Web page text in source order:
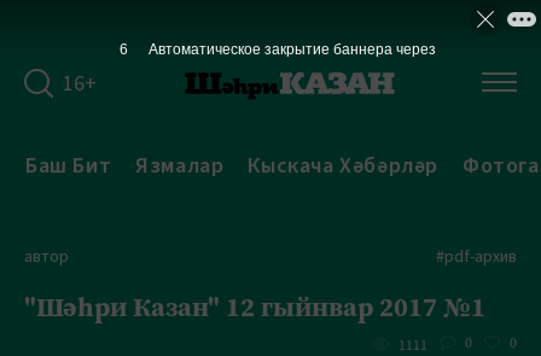
16+
Баш Бит Язмалар Кыскача Хәбәрләр
автор #pdf-архив
"Шәһри Казан" 12 гыйнвар 2017 №1
1111 0 0
6 Автоматическое закрытие баннера через